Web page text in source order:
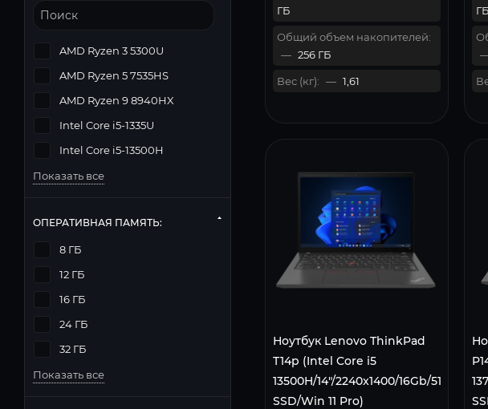
ГБ
Общий объем накопителей:
— 256 ГБ
Вес (кг): — 1,61
ГБ
Ноутбук Lenovo ThinkPad
T14p (Intel Core i5
13500H/14"/2240x1400/16Gb/512Gb
SSD/Win 11 Pro)
AMD Ryzen 3 5300U
AMD Ryzen 5 7535HS
AMD Ryzen 9 8940HX
Intel Core i5-1335U
Intel Core i5-13500H
Показать все
ОПЕРАТИВНАЯ ПАМЯТЬ:
8 ГБ
12 ГБ
16 ГБ
24 ГБ
32 ГБ
Показать все